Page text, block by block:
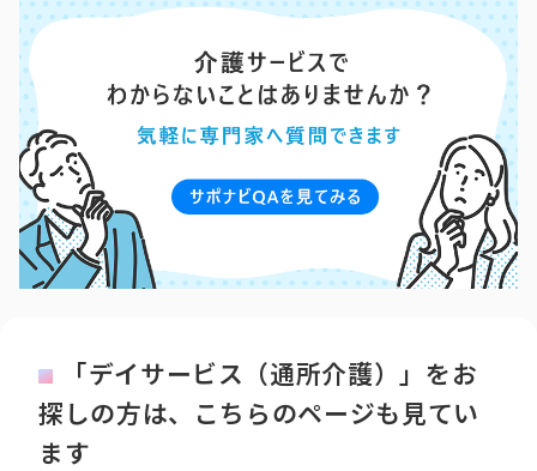
「デイサービス（通所介護）」をお
探しの方は、こちらのページも見てい
ます